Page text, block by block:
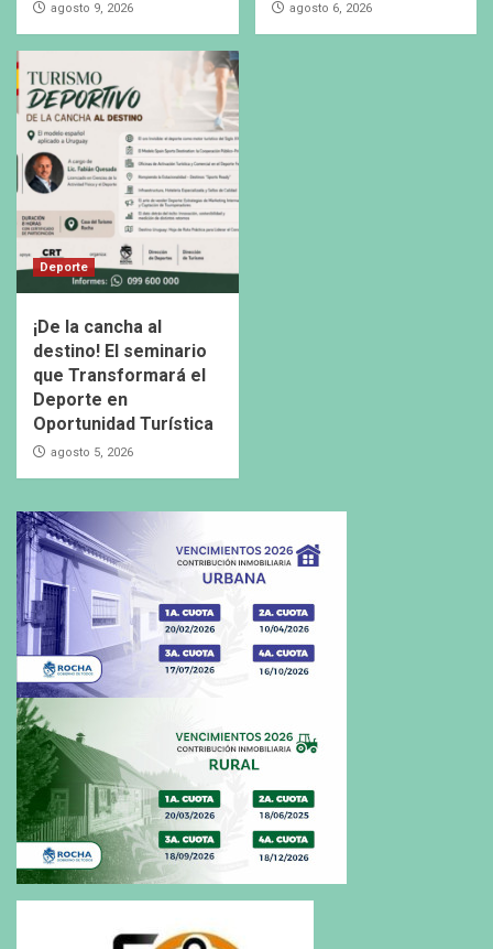
agosto 9, 2026 agosto 6, 2026
Deporte
¡De la cancha al
destino! El seminario
que Transformará el
Deporte en
Oportunidad Turística
agosto 5, 2026